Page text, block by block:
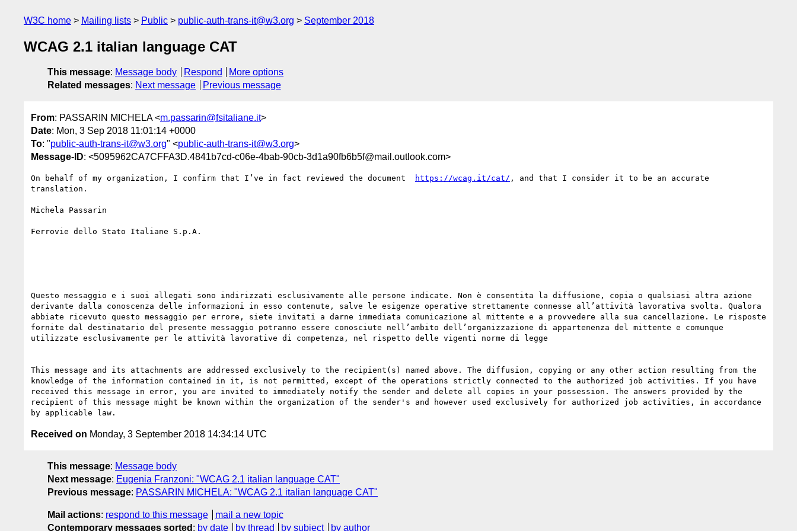
W3C home Mailing lists Public public-auth-trans-it@w3.org September 2018
WCAG 2.1 italian language CAT
This message: Message body Respond
More options
Related messages: Next message Previous message
From: PASSARIN MICHELA <m.passarin@fsitaliane.it>
Date: Mon, 3 Sep 2018 11:01:14 +0000
To: "public-auth-trans-it@w3.org" <public-auth-trans-it@w3.org>
Message-ID: <5095962CA7CFFA3D.4841b7cd-c06e-4bab-90cb-3d1a90fb6b5f@mail.outlook.com>
On behalf of my organization, I confirm that I’ve in fact reviewed the document https://wcag.it/cat/ , and that I consider it to be an accurate
translation.
Michela Passarin
Ferrovie dello Stato Italiane S.p.A.
Questo messaggio e i suoi allegati sono indirizzati esclusivamente alle persone indicate. Non è consentita la diffusione, copia o qualsiasi altra azione
derivante dalla conoscenza delle informazioni in esso contenute, salve le esigenze operative strettamente connesse all’attività lavorativa svolta. Qualora
abbiate ricevuto questo messaggio per errore, siete invitati a darne immediata comunicazione al mittente e a provvedere alla sua cancellazione. Le risposte
fornite dal destinatario del presente messaggio potranno essere conosciute nell’ambito dell’organizzazione di appartenenza del mittente e comunque
utilizzate esclusivamente per le attività lavorative di competenza, nel rispetto delle vigenti norme di legge
This message and its attachments are addressed exclusively to the recipient(s) named above. The diffusion, copying or any other action resulting from the
knowledge of the information contained in it, is not permitted, except of the operations strictly connected to the authorized job activities. If you have
received this message in error, you are invited to immediately notify the sender and delete all copies in your possession. The answers provided by the
recipient of this message might be known within the organization of the sender's and however used exclusively for authorized job activities, in accordance
Received on Monday, 3 September 2018 14:34:14 UTC
This message: Message body
Next message: Eugenia Franzoni: "WCAG 2.1 italian language CAT"
Previous message: PASSARIN MICHELA: "WCAG 2.1 italian language CAT"
Mail actions: respond to this message
mail a new topic
Contemporary messages sorted : by date by thread by subject by author